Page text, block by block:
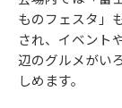
ものフェスタ」
され、イベント
辺のグルメがい
しめます。